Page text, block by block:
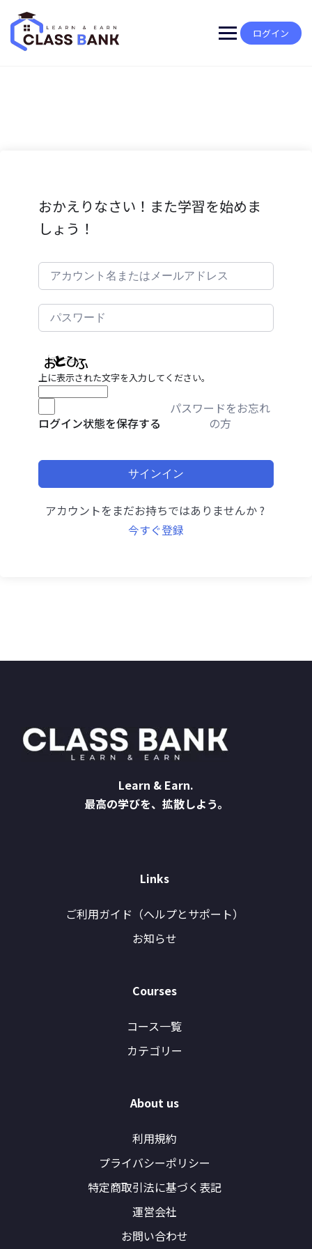
content
ログイン
おかえりなさい！また学習を始めま
しょう！
上に表示された文字を入力してください。
ログイン状態を保存する
パスワードをお忘れ
の方
サインイン
アカウントをまだお持ちではありませんか ?
今すぐ登録
Learn & Earn.
最高の学びを、拡散しよう。
Links
ご利用ガイド（ヘルプとサポート）
お知らせ
Courses
コース一覧
カテゴリー
About us
利用規約
プライバシーポリシー
特定商取引法に基づく表記
運営会社
お問い合わせ